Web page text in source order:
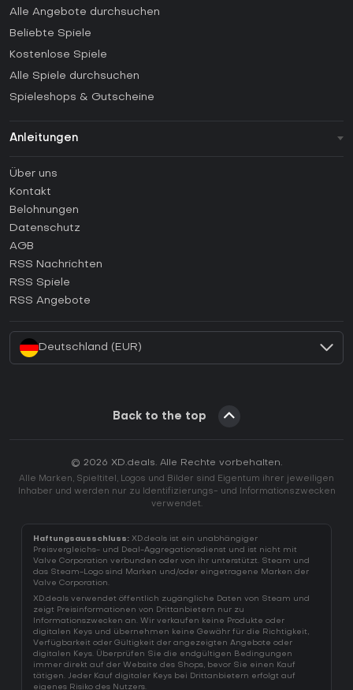
Alle Angebote durchsuchen
Beliebte Spiele
Kostenlose Spiele
Alle Spiele durchsuchen
Spieleshops & Gutscheine
Anleitungen
Anleitungen
Wie aktiviert man einen Steam CD Key?
Wie aktiviert man einen Epic Games CD Key?
Wie aktiviert man einen GOG CD Key?
Wie aktiviert man einen Ubisoft Connect CD Key?
Wie aktiviert man einen EA App CD Key?
Über uns
Kontakt
Belohnungen
Datenschutz
AGB
RSS Nachrichten
RSS Spiele
RSS Angebote
Deutschland (EUR)
Back to the top
© 2026 XD.deals. Alle Rechte vorbehalten.
Alle Marken, Spieltitel, Logos und Bilder sind Eigentum ihrer jeweiligen
Inhaber und werden nur zu Identifizierungs- und Informationszwecken
verwendet.
Haftungsausschluss: XD.deals ist ein unabhängiger
Preisvergleichs- und Deal-Aggregationsdienst und ist nicht mit
Valve Corporation verbunden oder von ihr unterstützt. Steam und
das Steam-Logo sind Marken und/oder eingetragene Marken der
Valve Corporation.
XD.deals verwendet öffentlich zugängliche Daten von Steam und
zeigt Preisinformationen von Drittanbietern nur zu
Informationszwecken an. Wir verkaufen keine Produkte oder
digitalen Keys und übernehmen keine Gewähr für die Richtigkeit,
Verfügbarkeit oder Gültigkeit der angezeigten Angebote oder
digitalen Keys. Überprüfen Sie die endgültigen Bedingungen
immer direkt auf der Website des Shops, bevor Sie einen Kauf
tätigen. Jeder Kauf digitaler Keys bei Drittanbietern erfolgt auf
eigenes Risiko des Nutzers.